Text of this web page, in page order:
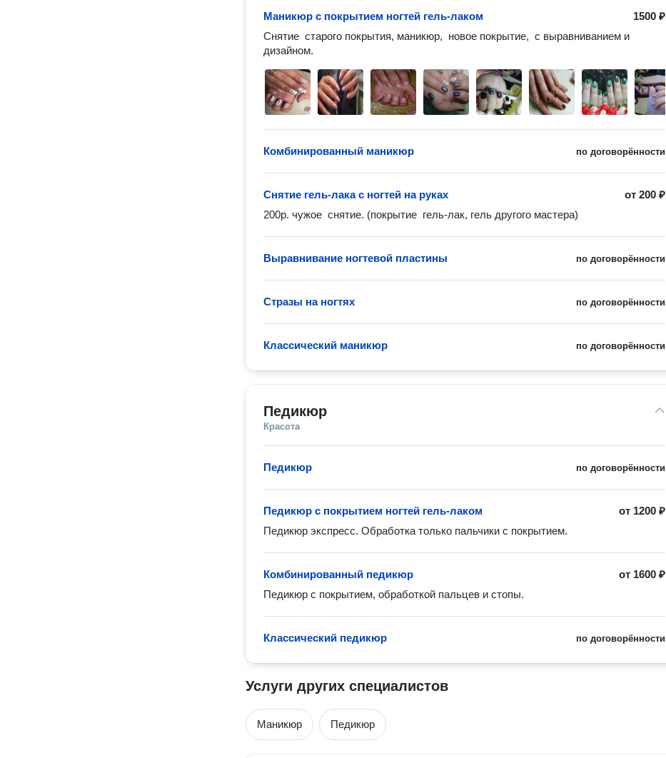
1500 ₽
Маникюр с покрытием ногтей гель-лаком
Снятие  старого покрытия, маникюр,  новое покрытие,  с выравниванием и
дизайном.
по договорённости
Комбинированный маникюр
от200 ₽
Снятие гель-лака с ногтей на руках
200р. чужое  снятие. (покрытие  гель-лак, гель другого мастера)
по договорённости
Выравнивание ногтевой пластины
по договорённости
Стразы на ногтях
по договорённости
Классический маникюр
Педикюр
Красота
по договорённости
Педикюр
от 1200 ₽
Педикюр с покрытием ногтей гель-лаком
Педикюр экспресс. Обработка только пальчики с покрытием.
от 1600 ₽
Комбинированный педикюр
Педикюр с покрытием, обработкой пальцев и стопы.
по договорённости
Классический педикюр
Услуги других специалистов
Маникюр Педикюр